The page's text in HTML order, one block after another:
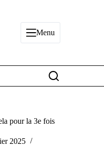
Menu
pour la 3e fois
2025